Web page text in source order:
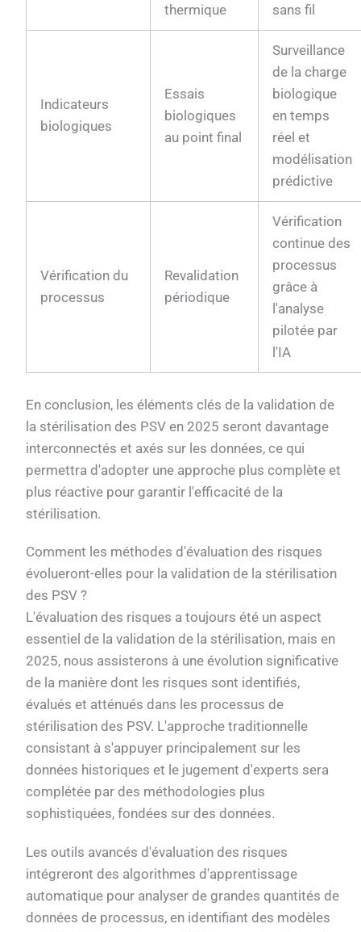
thermique sans fil
Indicateurs
biologiques
Essais
biologiques
au point final
Surveillance
de la charge
biologique
en temps
réel et
modélisation
prédictive
Vérification du
processus
Revalidation
périodique
Vérification
continue des
processus
grâce à
l'analyse
pilotée par
l'IA
En conclusion, les éléments clés de la validation de
la stérilisation des PSV en 2025 seront davantage
interconnectés et axés sur les données, ce qui
permettra d'adopter une approche plus complète et
plus réactive pour garantir l'efficacité de la
stérilisation.
Comment les méthodes d'évaluation des risques
évolueront-elles pour la validation de la stérilisation
des PSV ?
L'évaluation des risques a toujours été un aspect
essentiel de la validation de la stérilisation, mais en
2025, nous assisterons à une évolution significative
de la manière dont les risques sont identifiés,
évalués et atténués dans les processus de
stérilisation des PSV. L'approche traditionnelle
consistant à s'appuyer principalement sur les
données historiques et le jugement d'experts sera
complétée par des méthodologies plus
sophistiquées, fondées sur des données.
Les outils avancés d'évaluation des risques
intégreront des algorithmes d'apprentissage
automatique pour analyser de grandes quantités de
données de processus, en identifiant des modèles